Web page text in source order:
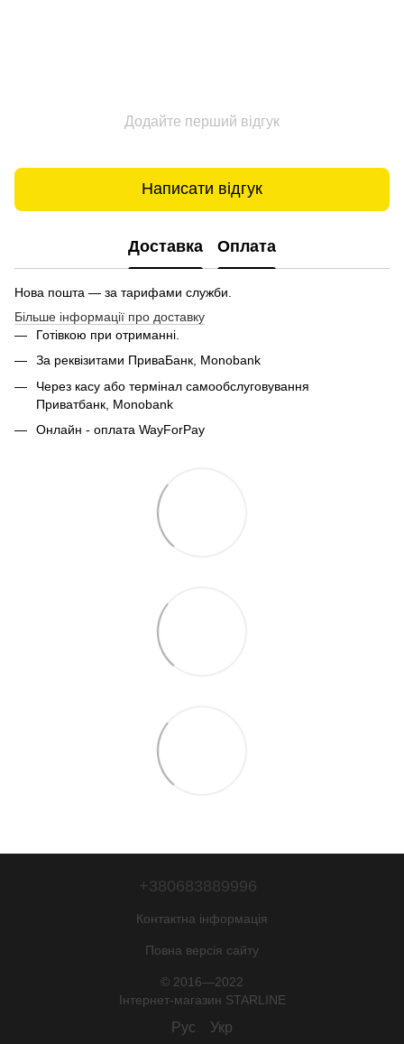
Додайте перший відгук
Написати відгук
Доставка Оплата
Нова пошта — за тарифами служби.
Більше інформації про доставку
Готівкою при отриманні.
За реквізитами ПриваБанк, Monobank
Через касу або термінал самообслуговування
Приватбанк, Monobank
Онлайн - оплата WayForPay
+380683889996
Контактна інформація
Повна версія сайту
© 2016—2022
Iнтернет-магазин STARLINE
Рус Укр